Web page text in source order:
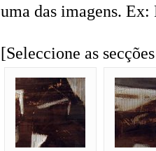
uma das imagens.
[Seleccione as